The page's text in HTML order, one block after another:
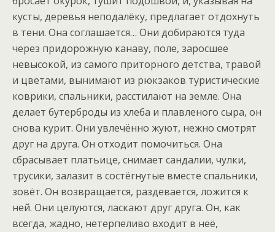
кусты, деревья неподалёку, предлагает отдохнуть
в тени. Она соглашается… Они добираются туда
через придорожную канаву, поле, заросшее
невысокой, из самого приторного детства, травой
и цветами, вынимают из рюкзаков туристические
коврики, спальники, расстилают на земле. Она
делает бутерброды из хлеба и плавленого сыра, он
снова курит. Они увлечённо жуют, нежно смотрят
друг на друга. Он отходит помочиться. Она
сбрасывает платьице, снимает сандалии, чулки,
трусики, залазит в состёгнутые вместе спальники,
зовёт. Он возвращается, раздевается, ложится к
ней. Они целуются, ласкают друг друга. Он, как
всегда, жадно, нетерпеливо входит в неё,